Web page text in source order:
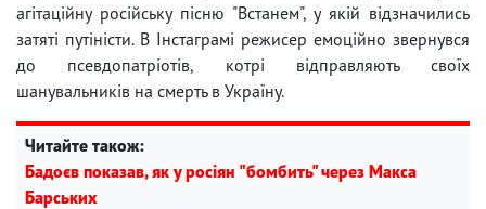
агітаційну російську пісню "Встанем", у якій відзначились
затяті путіністи. В Інстаграмі режисер емоційно звернувся
до псевдопатріотів, котрі відправляють своїх
шанувальників на смерть в Україну.
Читайте також:
Бадоєв показав, як у росіян "бомбить" через Макса
Барських